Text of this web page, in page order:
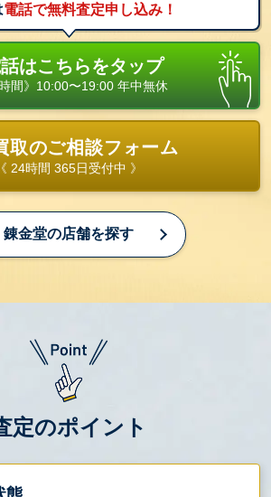
電話で無料査定申し込み！
はこちらをタップ
時間》10:00〜19:00 年中無休
取のご相談フォーム
《 24時間 365日受付中 》
錬金堂の店舗を探す
定のポイント